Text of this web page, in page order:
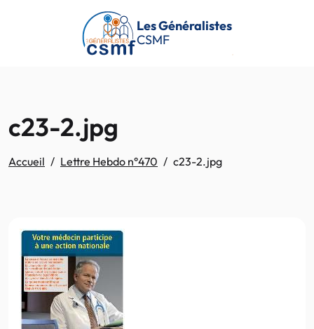
Passer au contenu principal
Les Généralistes
CSMF
c23-2.jpg
Accueil Lettre Hebdo n°470 c23-2.jpg